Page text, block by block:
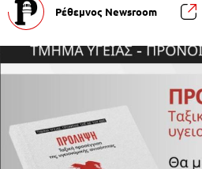
Ρέθεμνος Newsroom